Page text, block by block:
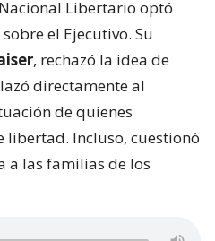
Libertario optó
el Ejecutivo. Su
, rechazó la idea de
directamente al
de quienes
libertad. Incluso, cuestionó
a las familias de los